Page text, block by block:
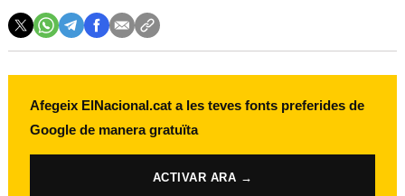
Afegeix ElNacional.cat a les teves fonts preferides de
Google de manera gratuïta
ACTIVAR ARA →